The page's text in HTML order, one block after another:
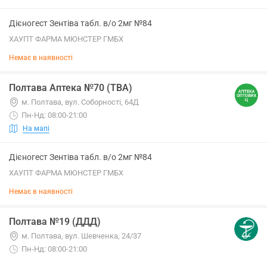
Дієногест Зентіва табл. в/о 2мг №84
ХАУПТ ФАРМА МЮНСТЕР ГМБХ
Немає в наявності
Полтава Аптека №70 (ТВА)
м. Полтава, вул. Соборності, 64Д
Пн-Нд: 08:00-21:00
На мапі
Дієногест Зентіва табл. в/о 2мг №84
ХАУПТ ФАРМА МЮНСТЕР ГМБХ
Немає в наявності
Полтава №19 (ДДД)
м. Полтава, вул. Шевченка, 24/37
Пн-Нд: 08:00-21:00